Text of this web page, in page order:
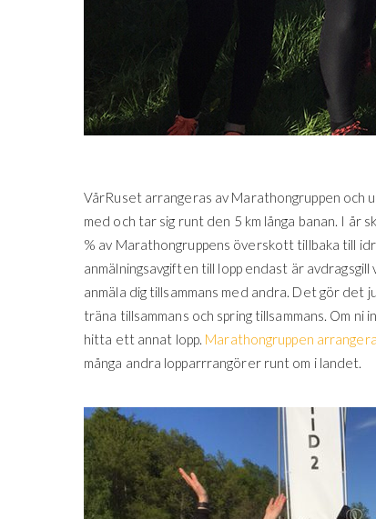
VårRuset arrangeras av Marathongruppen
med och tar sig runt den 5 km långa banan. I
% av Marathongruppens överskott tillbaka till
anmälningsavgiften till lopp endast är
anmäla dig tillsammans med andra. Det gör
träna tillsammans och spring tillsammans. Om
hitta ett annat lopp. Marathongruppen
många andra lopparrrangörer runt om i landet.